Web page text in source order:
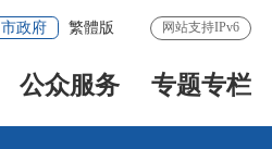
市政府 繁體版 网站支持IPv6
公众服务 专题专栏